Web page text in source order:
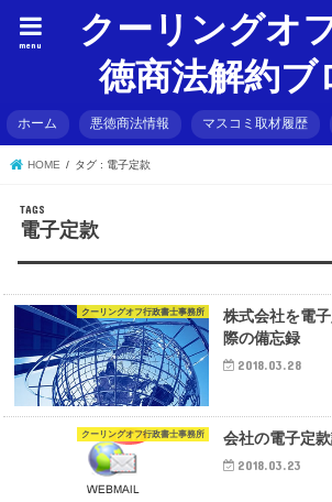
クーリングオ
徳商法解約ブ
menu
ホーム 悪徳商法情報 マスコミ取材履歴
HOME タグ : 電子定款
電子定款
クーリングオフ行政書士事務所
株式会社を電
際の備忘録
2018.03.28
クーリングオフ行政書士事務所 会社の電子定款
2018.03.23